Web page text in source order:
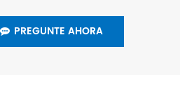
PREGUNTE AHORA